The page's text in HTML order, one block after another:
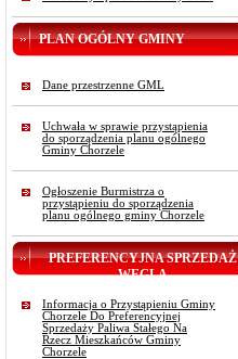
PLAN OGÓLNY GMINY
Dane przestrzenne GML
Uchwała w sprawie przystąpienia
do sporządzenia planu ogólnego
Gminy Chorzele
Ogłoszenie Burmistrza o
przystąpieniu do sporządzenia
planu ogólnego gminy Chorzele
PREFERENCYJNA SPRZEDAŻ
WĘGLA
Informacja o Przystąpieniu Gminy
Chorzele Do Preferencyjnej
Sprzedaży Paliwa Stałego Na
Rzecz Mieszkańców Gminy
Chorzele